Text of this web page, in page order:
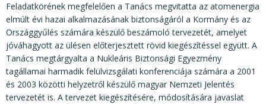
Feladatkörének megfelelően a Tanács megvitatta az atomenergia
elmúlt évi hazai alkalmazásának biztonságáról a Kormány és az
Országgyűlés számára készülő beszámoló tervezetét, amelyet
jóváhagyott az ülésen előterjesztett rövid kiegészítéssel együtt. A
Tanács megtárgyalta a Nukleáris Biztonsági Egyezmény
tagállamai harmadik felülvizsgálati konferenciája számára a 2001
és 2003 közötti helyzetről készülő magyar Nemzeti Jelentés
tervezetét is. A tervezet kiegészítésére, módosítására javaslat